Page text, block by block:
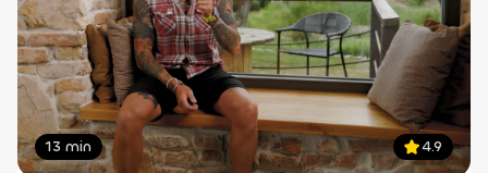
13 min 4.9